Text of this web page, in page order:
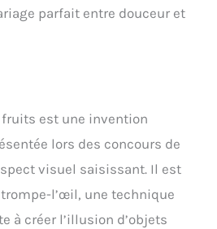
parfait entre douceur et
fruits est une invention
lors des concours de
visuel saisissant. Il est
l’œil, une technique
à créer l’illusion d’objets